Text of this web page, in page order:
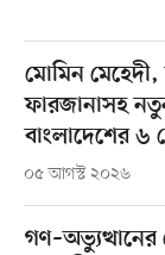
মোমিন মেহেদী,
ফারজানাসহ
বাংলাদেশের ৬
০৫ আগস্ট ২০২৬
গণ–অভ্যুত্থানের